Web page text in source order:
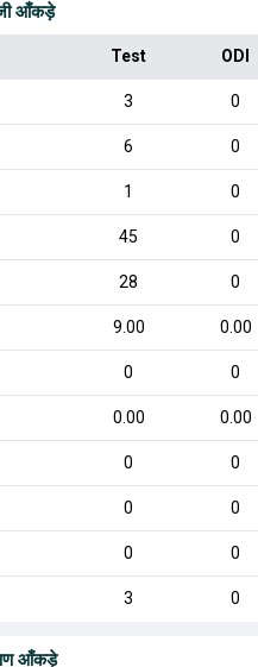
आँकड़े
Test ODI
3 0
6 0
1 0
45 0
28 0
9.00 0.00
0 0
0.00 0.00
0 0
0 0
0 0
3 0
आँकड़े